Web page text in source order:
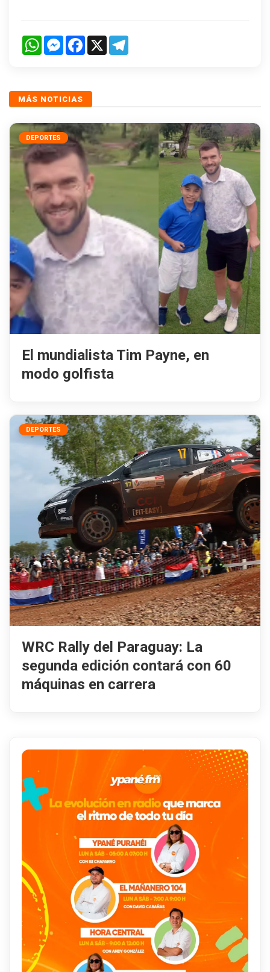
WhatsAppMessengerFacebook
X
MÁS NOTICIAS
DEPORTES
El mundialista Tim Payne, en
modo golfista
DEPORTES
WRC Rally del Paraguay: La
segunda edición contará con 60
máquinas en carrera